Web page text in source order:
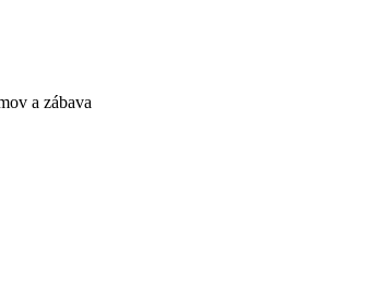
a zábava